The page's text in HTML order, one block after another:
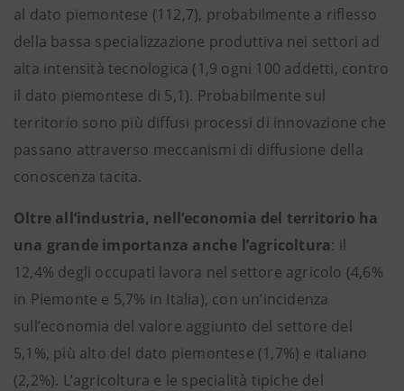
al dato piemontese (112,7), probabilmente a riflesso
della bassa specializzazione produttiva nei settori ad
alta intensità tecnologica (1,9 ogni 100 addetti, contro
il dato piemontese di 5,1). Probabilmente sul
territorio sono più diffusi processi di innovazione che
passano attraverso meccanismi di diffusione della
conoscenza tacita.
Oltre all’industria, nell’economia del territorio ha
una grande importanza anche l’agricoltura: il
12,4% degli occupati lavora nel settore agricolo (4,6%
in Piemonte e 5,7% in Italia), con un’incidenza
sull’economia del valore aggiunto del settore del
5,1%, più alto del dato piemontese (1,7%) e italiano
(2,2%). L’agricoltura e le specialità tipiche del